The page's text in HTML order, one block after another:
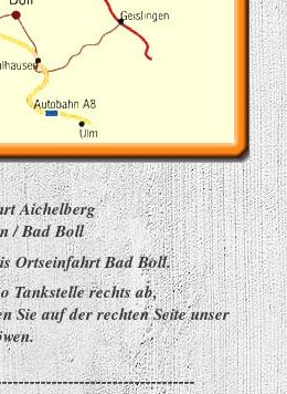
Aichelberg
/ Bad Boll
Ortseinfahrt Bad Boll.
Tankstelle rechts ab,
Sie auf der rechten Seite unser